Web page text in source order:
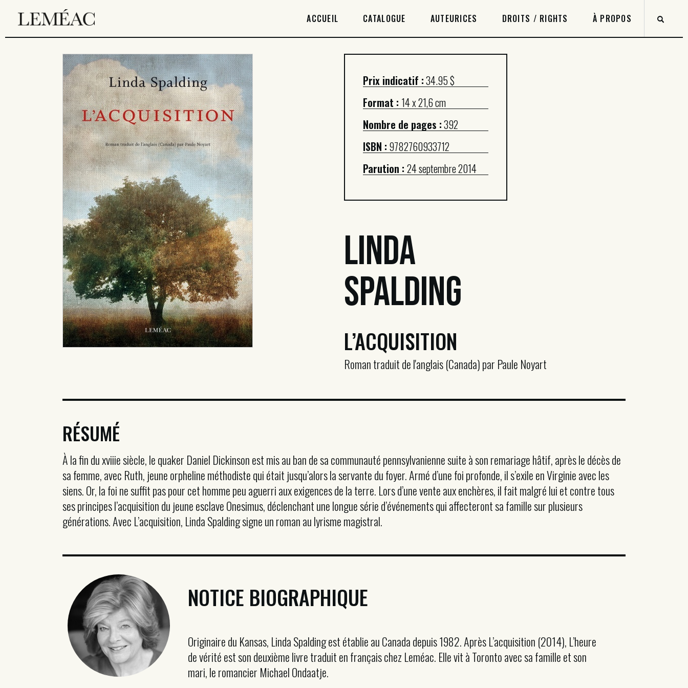
ACCUEIL CATALOGUE AUTEURICES DROITS / RIGHTS À PROPOS
CATALOGUE
AUTEURICES
DROITS / RIGHTS
À PROPOS
Prix indicatif :34.95 $
Format : 14 x 21,6 cm
Nombre de pages :392
ISBN : 9782760933712
Parution : 24 septembre 2014
Linda
Spalding
L’ACQUISITION
Roman traduit de l'anglais (Canada) par Paule Noyart
RÉSUMÉ
À la fin du xviiie siècle, le quaker Daniel Dickinson est mis au ban de sa communauté pennsylvanienne suite à son remariage hâtif, après le décès de
sa femme, avec Ruth, jeune orpheline méthodiste qui était jusqu’alors la servante du foyer. Armé d’une foi profonde, il s’exile en Virginie avec les
siens. Or, la foi ne suffit pas pour cet homme peu aguerri aux exigences de la terre. Lors d’une vente aux enchères, il fait malgré lui et contre tous
ses principes l’acquisition du jeune esclave Onesimus, déclenchant une longue série d’événements qui affecteront sa famille sur plusieurs
générations. Avec L’acquisition, Linda Spalding signe un roman au lyrisme magistral.
NOTICE BIOGRAPHIQUE
Originaire du Kansas, Linda Spalding est établie au Canada depuis 1982. Après L’acquisition (2014), L’heure
de vérité est son deuxième livre traduit en français chez Leméac. Elle vit à Toronto avec sa famille et son
mari, le romancier Michael Ondaatje.